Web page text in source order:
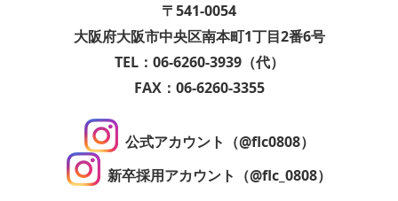
〒541-0054
大阪府大阪市中央区南本町1丁目2番6号
TEL：06-6260-3939（代）
FAX：06-6260-3355
公式アカウント（@flc0808）
新卒採用アカウント（@flc_0808）